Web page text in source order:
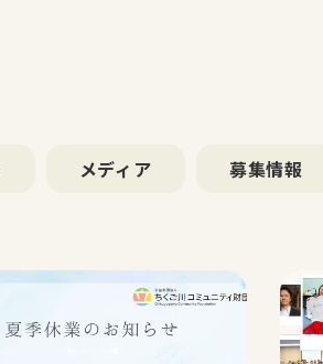
メディア 募集情報